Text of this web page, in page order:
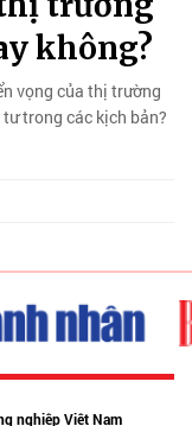
không?
vọng của thị trường
trong các kịch bản?
nghiệp Việt Nam